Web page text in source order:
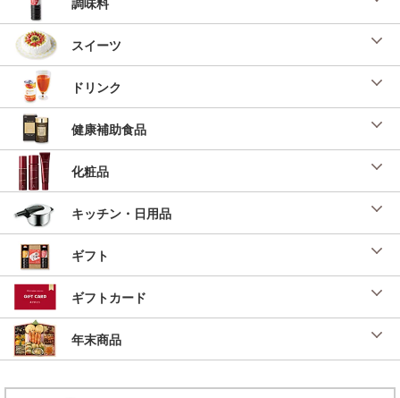
スイーツ
ドリンク
健康補助食品
化粧品
キッチン・日用品
ギフト
ギフトカード
年末商品